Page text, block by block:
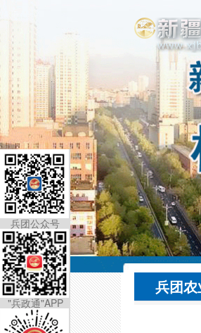
兵团
兵团公众号
"兵政通"APP